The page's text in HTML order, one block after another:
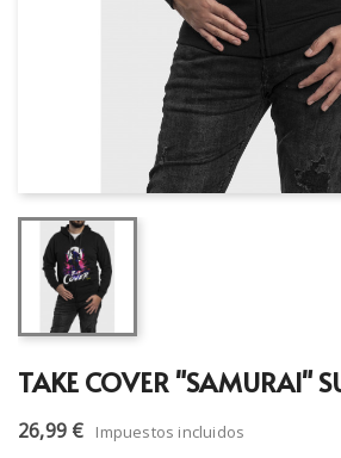
TAKE COVER "SAMURAI"
26,99 € Impuestos incluidos